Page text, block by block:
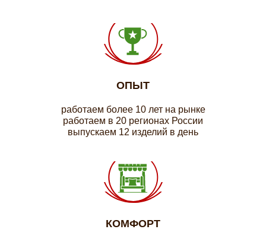
ОПЫТ
работаем более 10 лет на рынке
работаем в 20 регионах России
выпускаем 12 изделий в день
КОМФОРТ